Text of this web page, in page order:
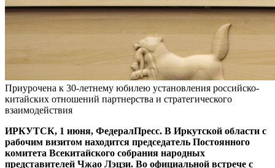
Приурочена к 30-летнему юбилею установления российско-
китайских отношений партнерства и стратегического
взаимодействия
ИРКУТСК, 1 июня, ФедералПресс. В Иркутской области с
рабочим визитом находится председатель Постоянного
комитета Всекитайского собрания народных
представителей Чжао Лэцзи. Во официальной встрече с